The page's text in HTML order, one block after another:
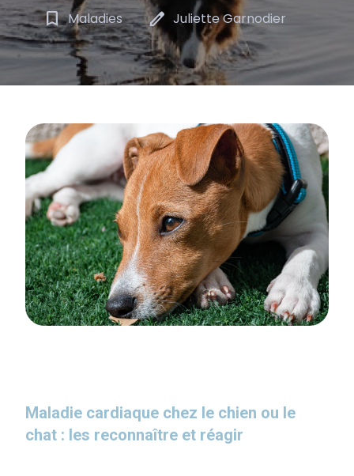
bookmark_border Maladies edit Juliette Garnodier
Maladie cardiaque chez le chien ou le
chat : les reconnaître et réagir